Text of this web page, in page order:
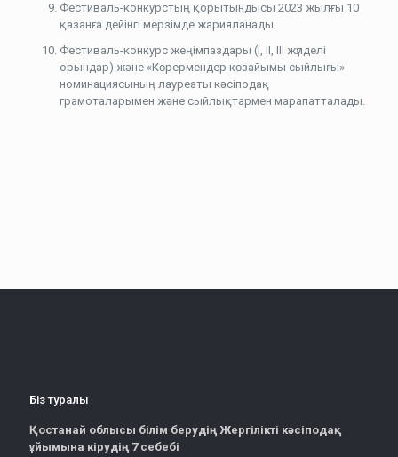
Фестиваль-конкурстың қорытындысы 2023 жылғы 10
қазанға дейінгі мерзімде жарияланады.
Фестиваль-конкурс жеңімпаздары (I, II, III жүлделі
орындар) және «Көрермендер көзайымы сыйлығы»
номинациясының лауреаты кәсіподақ
грамоталарымен және сыйлықтармен марапатталады.
Біз туралы
Қостанай облысы білім берудің Жергілікті кәсіподақ
ұйымына кірудің 7 себебі